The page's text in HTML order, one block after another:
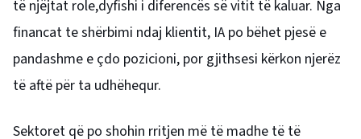
të njëjtat role,dyfishi i diferencës së vitit të kaluar. Nga
financat te shërbimi ndaj klientit, IA po bëhet pjesë e
pandashme e çdo pozicioni, por gjithsesi kërkon njerëz
të aftë për ta udhëhequr.
Sektoret që po shohin rritjen më të madhe të të